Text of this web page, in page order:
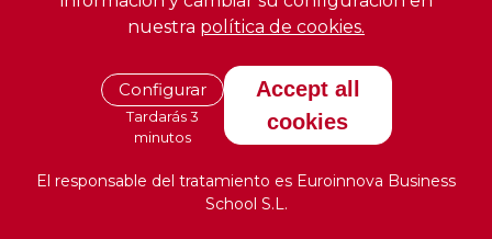
nuestra política de cookies.
Configurar
Tardarás 3
minutos
Accept all
cookies
El responsable del tratamiento es Euroinnova Business
School S.L.